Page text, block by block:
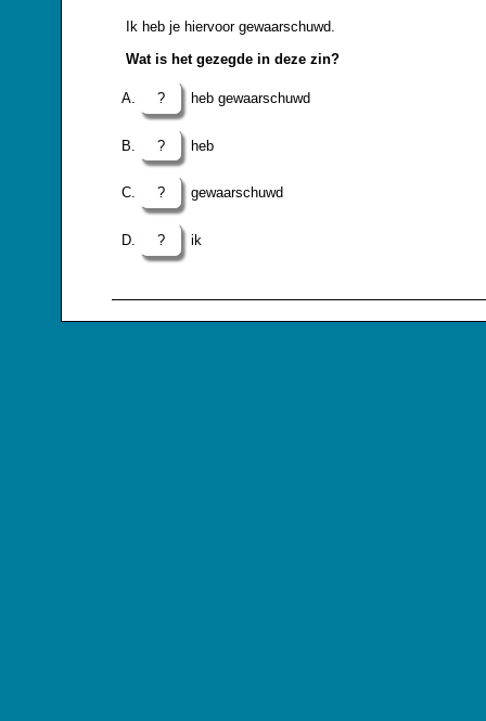
Ik heb je hiervoor gewaarschuwd.
Wat is het gezegde in deze zin?
? heb gewaarschuwd
? heb
? gewaarschuwd
? ik